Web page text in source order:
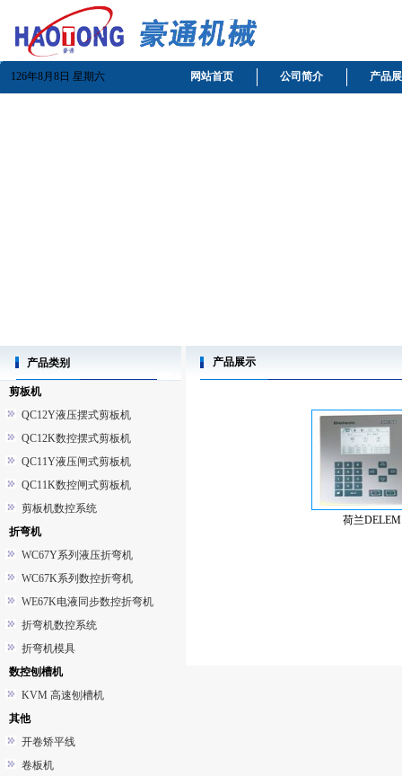
126年8月8日 星期六 网站首页 公司简介 产品
产品类别
剪板机
QC12Y液压摆式剪板机
QC12K数控摆式剪板机
QC11Y液压闸式剪板机
QC11K数控闸式剪板机
剪板机数控系统
折弯机
WC67Y系列液压折弯机
WC67K系列数控折弯机
WE67K电液同步数控折弯机
折弯机数控系统
折弯机模具
数控刨槽机
KVM 高速刨槽机
其他
开卷矫平线
卷板机
产品展示
荷兰DELEM